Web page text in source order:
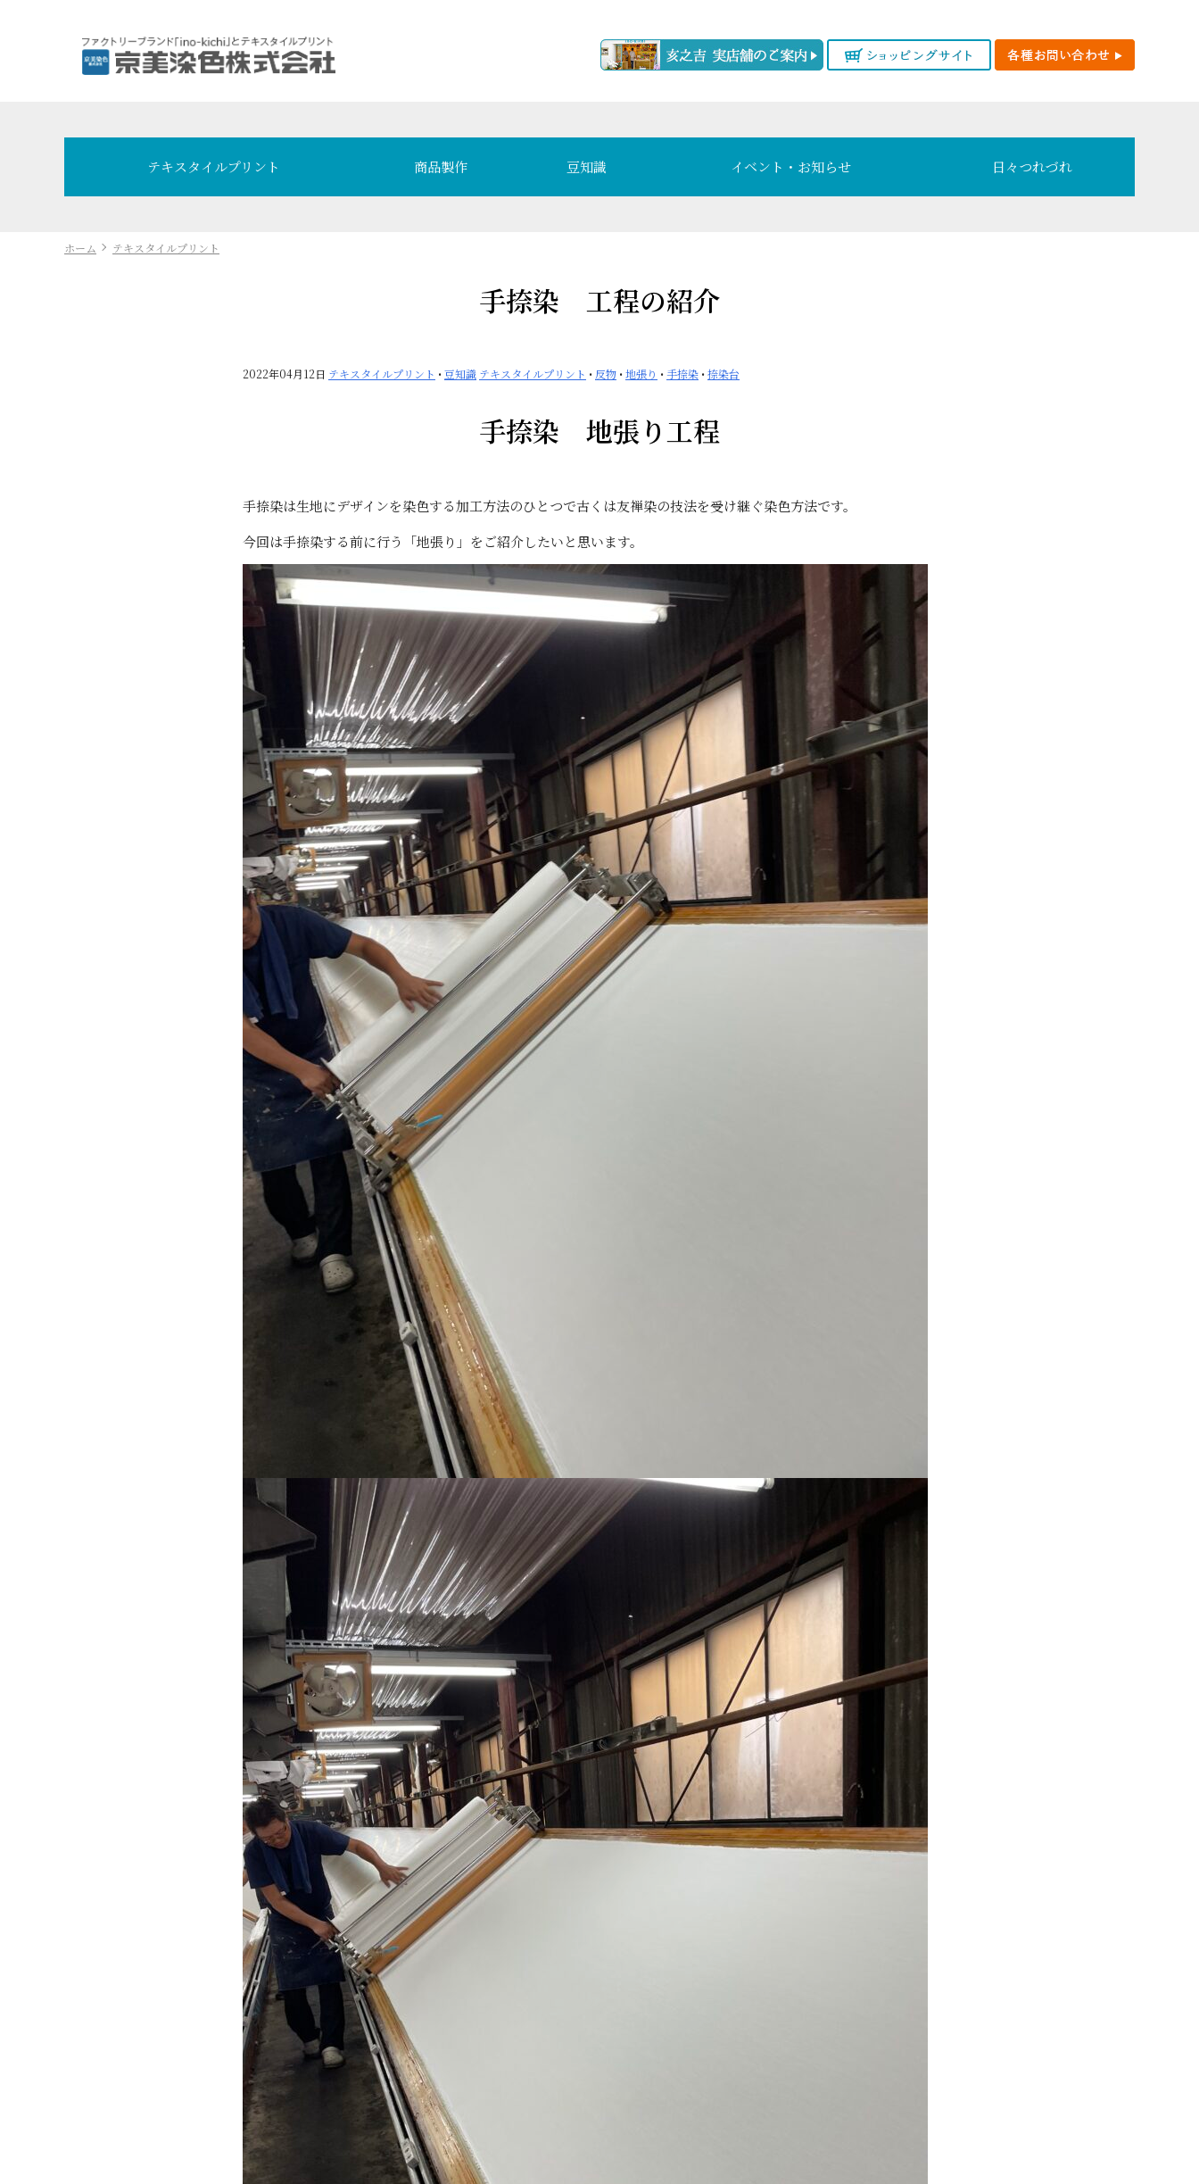
テキスタイルプリント 商品製作 豆知識 イベント・お知らせ 日々つれづれ
ホーム テキスタイルプリント
手捺染 工程の紹介
2022年04月12日 テキスタイルプリント •豆知識 テキスタイルプリント • 反物 •地張り •手捺染 •捺染台
手捺染 地張り工程
手捺染は生地にデザインを染色する加工方法のひとつで古くは友禅染の技法を受け継ぐ染色方法です。
今回は手捺染する前に行う「地張り」をご紹介したいと思います。